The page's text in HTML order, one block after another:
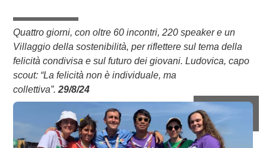
Quattro giorni, con oltre 60 incontri, 220 speaker e un
Villaggio della sostenibilità, per riflettere sul tema della
felicità condivisa e sul futuro dei giovani. Ludovica, capo
scout: “La felicità non è individuale, ma
collettiva”. 29/8/24